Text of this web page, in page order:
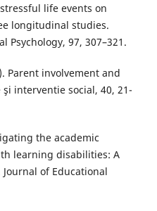
life events on
longitudinal studies.
Psychology, 97, 307–321.
Parent involvement and
interventie social, 40, 21-
the academic
learning disabilities: A
of Educational